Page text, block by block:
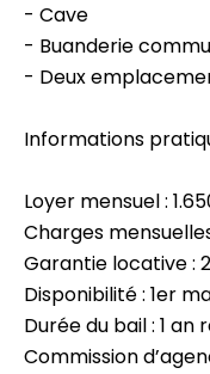
- Cave
- Buanderie
- Deux
Informations
Loyer mensuel :
Charges
Garantie locative :
Disponibilité : 1er
Durée du bail : 1 an
Commission